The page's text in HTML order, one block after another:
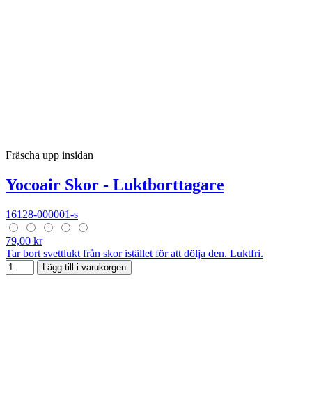
Fräscha upp insidan
Yocoair Skor - Luktborttagare
16128-000001-s
79,00 kr
Tar bort svettlukt från skor istället för att dölja den. Luktfri.
Lägg till i varukorgen